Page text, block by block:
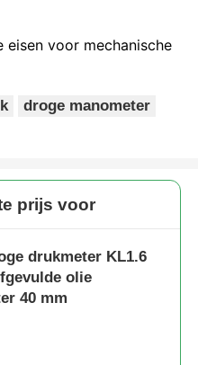
voor mechanische
droge manometer
prijs voor
drukmeter KL1.6
olie
40 mm